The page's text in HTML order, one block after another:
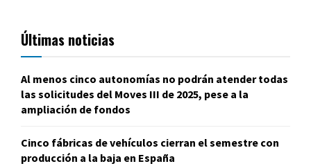
Últimas noticias
Al menos cinco autonomías no podrán atender todas
las solicitudes del Moves III de 2025, pese a la
ampliación de fondos
Cinco fábricas de vehículos cierran el semestre con
producción a la baja en España